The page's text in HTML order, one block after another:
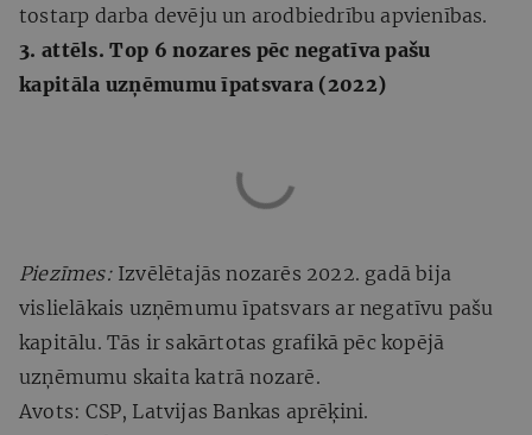
tostarp darba devēju un arodbiedrību apvienības.
3. attēls. Top 6 nozares pēc negatīva pašu
kapitāla uzņēmumu īpatsvara (2022)
Piezīmes:Izvēlētajās nozarēs 2022. gadā bija
vislielākais uzņēmumu īpatsvars ar negatīvu pašu
kapitālu. Tās ir sakārtotas grafikā pēc kopējā
uzņēmumu skaita katrā nozarē.
Avots: CSP, Latvijas Bankas aprēķini.